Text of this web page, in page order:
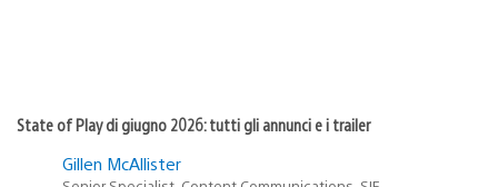
State of Play di giugno 2026: tutti gli annunci e i trailer
Gillen McAllister